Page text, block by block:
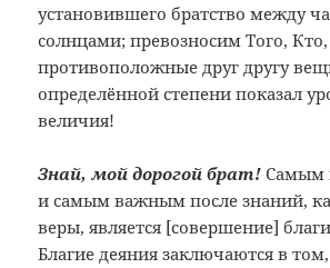
установившего братство между
солнцами; превозносим Того,
противоположные друг другу
определённой степени показал
величия!
Знай, мой дорогой брат! Самым
и самым важным после знаний,
веры, является [совершение]
Благие деяния заключаются в